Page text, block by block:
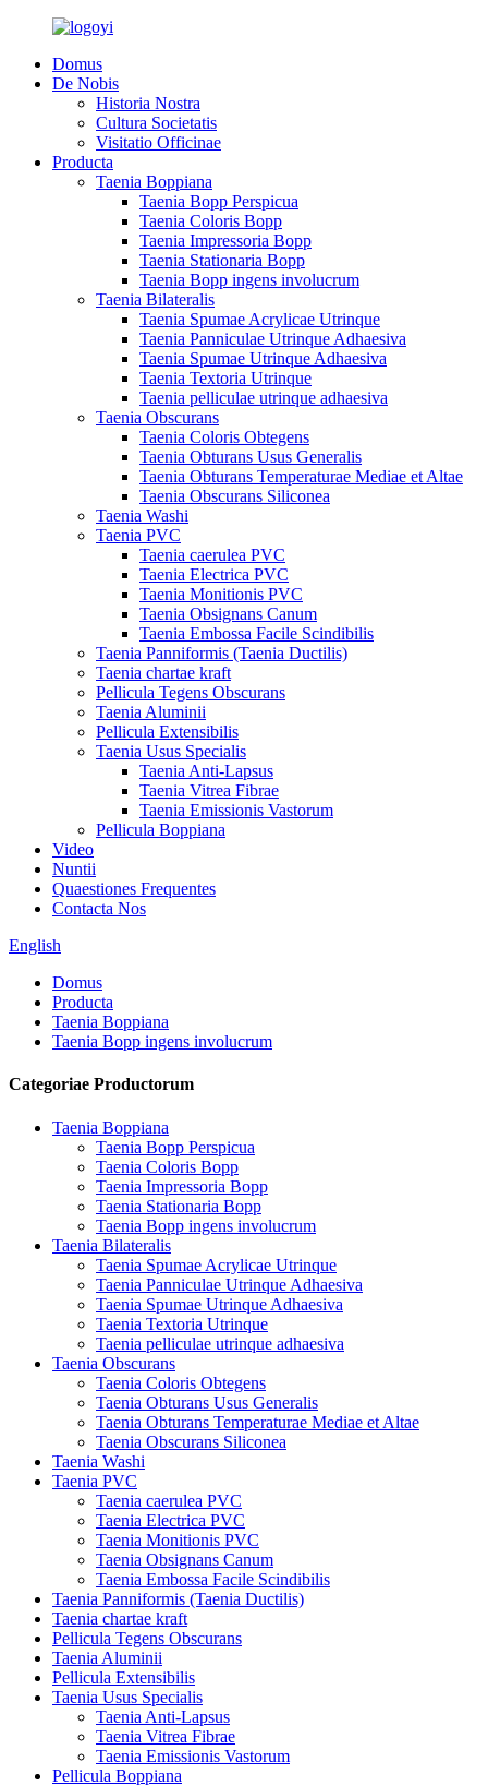
Domus
De Nobis
Historia Nostra
Cultura Societatis
Visitatio Officinae
Producta
Taenia Boppiana
Taenia Bopp Perspicua
Taenia Coloris Bopp
Taenia Impressoria Bopp
Taenia Stationaria Bopp
Taenia Bopp ingens involucrum
Taenia Bilateralis
Taenia Spumae Acrylicae Utrinque
Taenia Panniculae Utrinque Adhaesiva
Taenia Spumae Utrinque Adhaesiva
Taenia Textoria Utrinque
Taenia pelliculae utrinque adhaesiva
Taenia Obscurans
Taenia Coloris Obtegens
Taenia Obturans Usus Generalis
Taenia Obturans Temperaturae Mediae et Altae
Taenia Obscurans Siliconea
Taenia Washi
Taenia PVC
Taenia caerulea PVC
Taenia Electrica PVC
Taenia Monitionis PVC
Taenia Obsignans Canum
Taenia Embossa Facile Scindibilis
Taenia Panniformis (Taenia Ductilis)
Taenia chartae kraft
Pellicula Tegens Obscurans
Taenia Aluminii
Pellicula Extensibilis
Taenia Usus Specialis
Taenia Anti-Lapsus
Taenia Vitrea Fibrae
Taenia Emissionis Vastorum
Pellicula Boppiana
Video
Nuntii
Quaestiones Frequentes
Contacta Nos
English
Domus
Producta
Taenia Boppiana
Taenia Bopp ingens involucrum
Categoriae Productorum
Taenia Boppiana
Taenia Bopp Perspicua
Taenia Coloris Bopp
Taenia Impressoria Bopp
Taenia Stationaria Bopp
Taenia Bopp ingens involucrum
Taenia Bilateralis
Taenia Spumae Acrylicae Utrinque
Taenia Panniculae Utrinque Adhaesiva
Taenia Spumae Utrinque Adhaesiva
Taenia Textoria Utrinque
Taenia pelliculae utrinque adhaesiva
Taenia Obscurans
Taenia Coloris Obtegens
Taenia Obturans Usus Generalis
Taenia Obturans Temperaturae Mediae et Altae
Taenia Obscurans Siliconea
Taenia Washi
Taenia PVC
Taenia caerulea PVC
Taenia Electrica PVC
Taenia Monitionis PVC
Taenia Obsignans Canum
Taenia Embossa Facile Scindibilis
Taenia Panniformis (Taenia Ductilis)
Taenia chartae kraft
Pellicula Tegens Obscurans
Taenia Aluminii
Pellicula Extensibilis
Taenia Usus Specialis
Taenia Anti-Lapsus
Taenia Vitrea Fibrae
Taenia Emissionis Vastorum
Pellicula Boppiana